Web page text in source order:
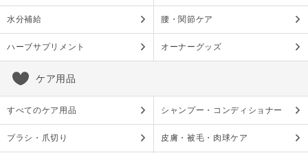
水分補給 腰・関節ケア
ハーブサプリメント オーナーグッズ
ケア用品
すべてのケア用品 シャンプー・コンディショナー
ブラシ・爪切り 皮膚・被毛・肉球ケア